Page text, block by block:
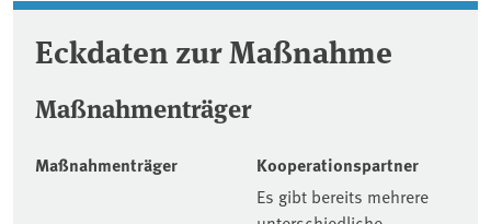
Eckdaten zur Maßnahme
Maßnahmenträger
Maßnahmenträger Kooperationspartner
Es gibt bereits mehrere